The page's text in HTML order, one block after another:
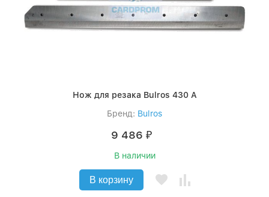
Нож для резака Bulros 430 A
Бренд: Bulros
9 486 ₽
В наличии
В корзину